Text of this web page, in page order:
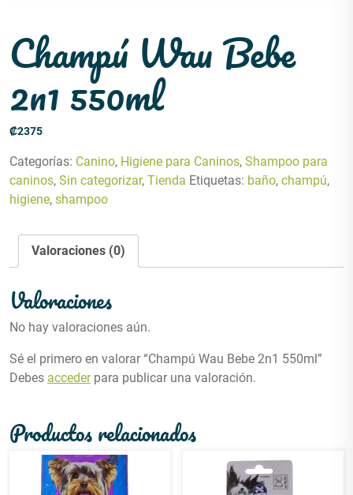
Champú Wau Bebe
2n1 550ml
₡2375
Categorías: Canino, Higiene para Caninos, Shampoo para
caninos, Sin categorizar, Tienda Etiquetas: baño, champú,
higiene, shampoo
Valoraciones (0)
Valoraciones
No hay valoraciones aún.
Sé el primero en valorar “Champú Wau Bebe 2n1 550ml”
Debes accederpara publicar una valoración.
Productos relacionados